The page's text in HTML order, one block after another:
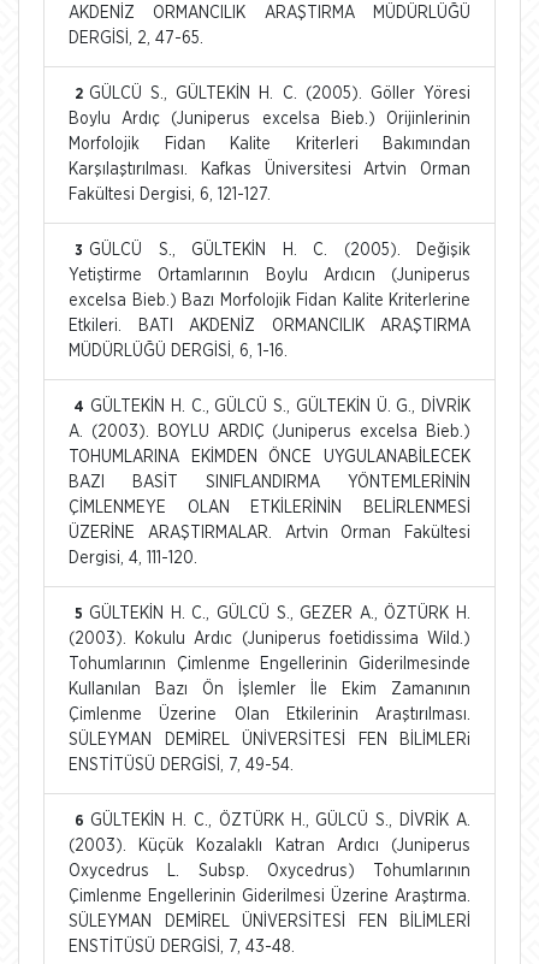
AKDENİZ ORMANCILIK ARAŞTIRMA MÜDÜRLÜĞÜ
DERGİSİ, 2, 47-65.
2 GÜLCÜ S., GÜLTEKİN H. C. (2005). Göller Yöresi
Boylu Ardıç (Juniperus excelsa Bieb.) Orijinlerinin
Morfolojik Fidan Kalite Kriterleri Bakımından
Karşılaştırılması. Kafkas Üniversitesi Artvin Orman
Fakültesi Dergisi, 6, 121-127.
3 GÜLCÜ S., GÜLTEKİN H. C. (2005). Değişik
Yetiştirme Ortamlarının Boylu Ardıcın (Juniperus
excelsa Bieb.) Bazı Morfolojik Fidan Kalite Kriterlerine
Etkileri. BATI AKDENİZ ORMANCILIK ARAŞTIRMA
MÜDÜRLÜĞÜ DERGİSİ, 6, 1-16.
4 GÜLTEKİN H. C., GÜLCÜ S., GÜLTEKİN Ü. G., DİVRİK
A. (2003). BOYLU ARDIÇ (Juniperus excelsa Bieb.)
TOHUMLARINA EKİMDEN ÖNCE UYGULANABİLECEK
BAZI BASİT SINIFLANDIRMA YÖNTEMLERİNİN
ÇİMLENMEYE OLAN ETKİLERİNİN BELİRLENMESİ
ÜZERİNE ARAŞTIRMALAR. Artvin Orman Fakültesi
Dergisi, 4, 111-120.
5 GÜLTEKİN H. C., GÜLCÜ S., GEZER A., ÖZTÜRK H.
(2003). Kokulu Ardıc (Juniperus foetidissima Wild.)
Tohumlarının Çimlenme Engellerinin Giderilmesinde
Kullanılan Bazı Ön İşlemler İle Ekim Zamanının
Çimlenme Üzerine Olan Etkilerinin Araştırılması.
SÜLEYMAN DEMİREL ÜNİVERSİTESİ FEN BİLİMLERi
ENSTİTÜSÜ DERGİSİ, 7, 49-54.
6 GÜLTEKİN H. C., ÖZTÜRK H., GÜLCÜ S., DİVRİK A.
(2003). Küçük Kozalaklı Katran Ardıcı (Juniperus
Oxycedrus L. Subsp. Oxycedrus) Tohumlarının
Çimlenme Engellerinin Giderilmesi Üzerine Araştırma.
SÜLEYMAN DEMİREL ÜNİVERSİTESİ FEN BİLİMLERİ
ENSTİTÜSÜ DERGİSİ, 7, 43-48.